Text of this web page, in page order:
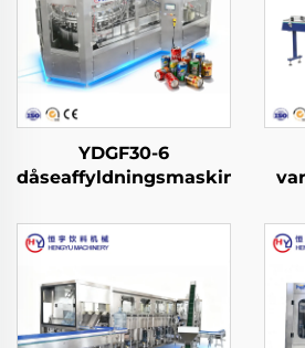
YDGF30-6
dåseaffyldningsmaskine